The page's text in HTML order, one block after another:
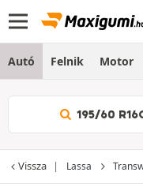
Autó Felnik Motor
195/60
Vissza Lassa